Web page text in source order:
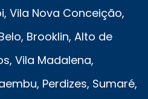
Vila Nova Conceição,
Brooklin, Alto de
Vila Madalena,
Perdizes, Sumaré,